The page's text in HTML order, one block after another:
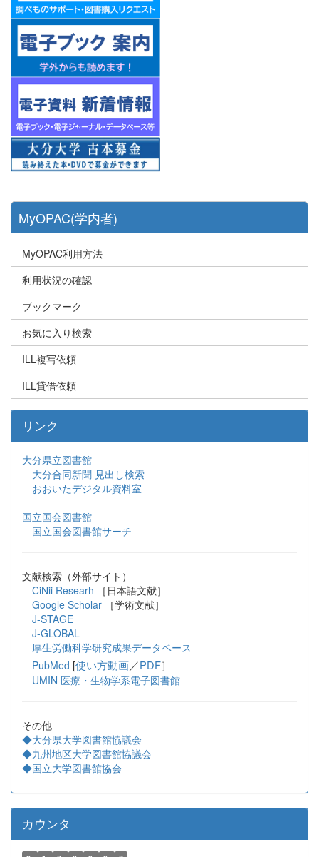
MyOPAC(学内者)
MyOPAC利用方法
利用状況の確認
ブックマーク
お気に入り検索
ILL複写依頼
ILL貸借依頼
リンク
大分県立図書館
大分合同新聞 見出し検索
おおいたデジタル資料室
国立国会図書館
国立国会図書館サーチ
文献検索（外部サイト）
CiNii Researh ［日本語文献］
Google Scholar
［学術文献］
J-STAGE
J-GLOBAL
厚生労働科学研究成果データベース
PubMed [使い方動画／PDF］
UMIN 医療・生物学系電子図書館
その他
◆大分県大学図書館協議会
◆九州地区大学図書館協議会
◆国立大学図書館協会
カウンタ